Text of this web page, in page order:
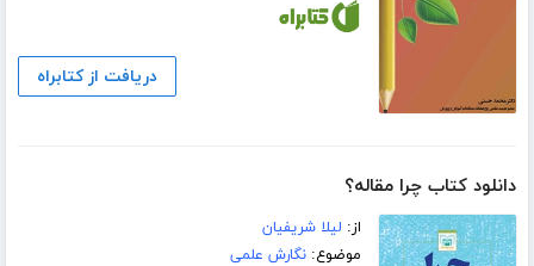
دریافت از کتابراه
دانلود کتاب چرا مقاله؟
از: لیلا شریفیان
موضوع:نگارش علمی